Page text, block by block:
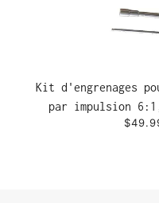
Kit d'engrenages
par impulsion